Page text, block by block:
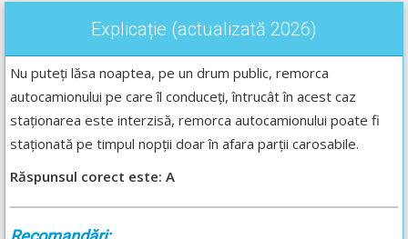
Explicație (actualizată 2026)
Nu puteți lăsa noaptea, pe un drum public, remorca
autocamionului pe care îl conduceți, întrucât în acest caz
staționarea este interzisă, remorca autocamionului poate fi
staționată pe timpul nopții doar în afara parții carosabile.
Răspunsul corect este: A